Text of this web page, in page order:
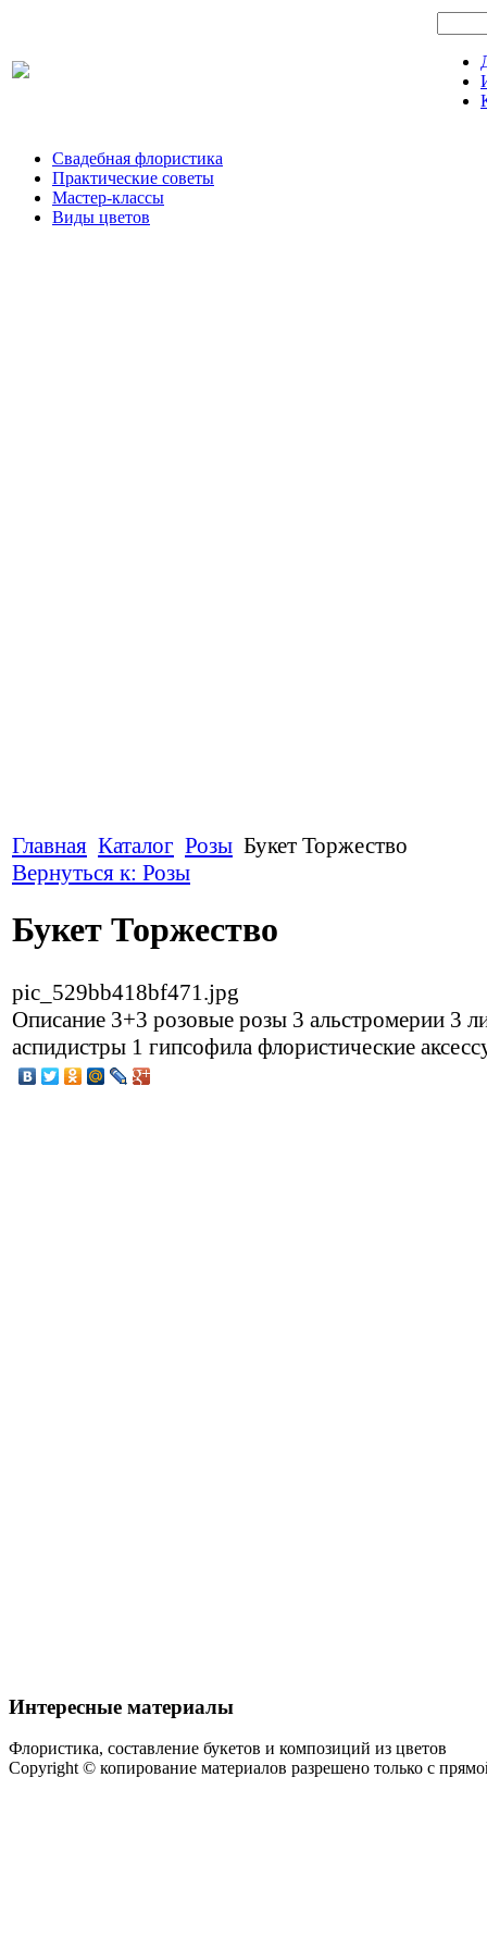
Свадебная флористика
Практические советы
Мастер-классы
Виды цветов
Главная Каталог Розы Букет Торжество
Вернуться к: Розы
Букет Торжество
pic_529bb418bf471.jpg
Описание 3+3 розовые розы 3 альстромерии 3
аспидистры 1 гипсофила флористические
Интересные материалы
Флористика, составление букетов и композиций из цветов
Copyright © копирование материалов разрешено только с